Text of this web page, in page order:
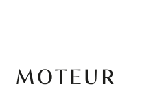
MOTEUR